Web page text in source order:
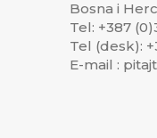
Bosna i
Tel: +387
Tel (desk):
E-mail :